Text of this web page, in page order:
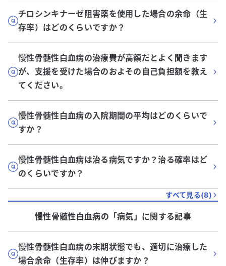
チロシンキナーゼ阻害薬を使用した場合の余命（生
存率）はどのくらいですか？
慢性骨髄性白血病の治療費が高額だとよく聞きます
が、支援を受けた場合のおよその自己負担額を教え
てください。
慢性骨髄性白血病の入院期間の平均はどのくらいで
すか？
慢性骨髄性白血病は治る病気ですか？治る確率はど
のくらいですか？
すべて見る(8)
慢性骨髄性白血病の「病気 」に関する記事
慢性骨髄性白血病の末期状態でも、適切に治療した
場合余命（生存率）は伸びますか？